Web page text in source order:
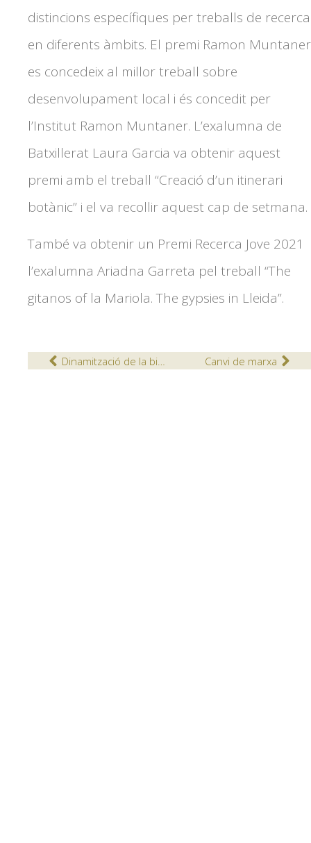
distincions específiques per treballs de recerca
en diferents àmbits. El premi Ramon Muntaner
es concedeix al millor treball sobre
desenvolupament local i és concedit per
l’Institut Ramon Muntaner. L’exalumna de
Batxillerat Laura Garcia va obtenir aquest
premi amb el treball “Creació d’un itinerari
botànic” i el va recollir aquest cap de setmana.
També va obtenir un Premi Recerca Jove 2021
l’exalumna Ariadna Garreta pel treball “The
gitanos of la Mariola. The gypsies in Lleida”.
Canvi de marxa